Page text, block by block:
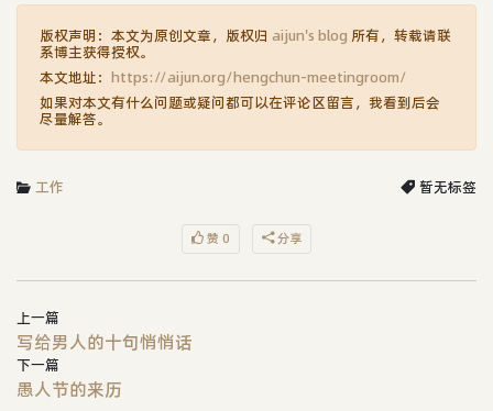
版权声明：本文为原创文章，版权归 aijun's blog 所有，转载请联
系博主获得授权。
本文地址： https://aijun.org/hengchun-meetingroom/
如果对本文有什么问题或疑问都可以在评论区留言，我看到后会
尽量解答。
工作 暂无标签
赞 0 分享
上一篇
写给男人的十句悄悄话
下一篇
愚人节的来历